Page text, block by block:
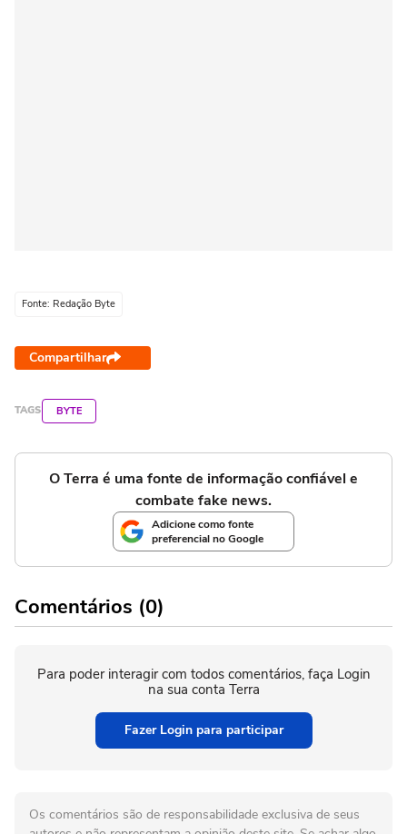
Fonte: Redação Byte
Compartilhar
TAGS BYTE
O Terra é uma fonte de informação confiável e
combate fake news.
Adicione como fonte
preferencial no Google
Comentários (0)
Para poder interagir com todos comentários, faça Login
na sua conta Terra
Fazer Login para participar
Os comentários são de responsabilidade exclusiva de seus